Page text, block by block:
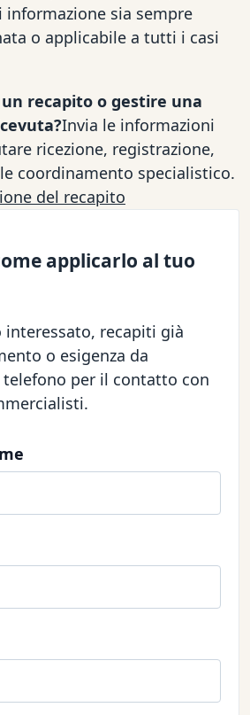
informazione sia sempre
o applicabile a tutti i casi
recapito o gestire una
Invia le informazioni
ricezione, registrazione,
coordinamento specialistico.
del recapito
applicarlo al tuo
recapiti già
o esigenza da
telefono per il contatto con